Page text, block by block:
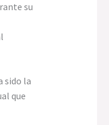
su
sido la
que